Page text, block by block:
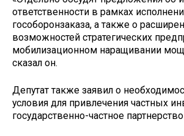
ответственности в рамках
гособоронзаказа, а также о
возможностей стратегических
мобилизационном наращивании
сказал он.
Депутат также заявил о
условия для привлечения частных
государственно-частное